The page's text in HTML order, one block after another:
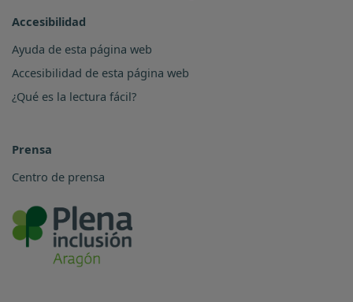
Accesibilidad
Ayuda de esta página web
Accesibilidad de esta página web
¿Qué es la lectura fácil?
Prensa
Centro de prensa